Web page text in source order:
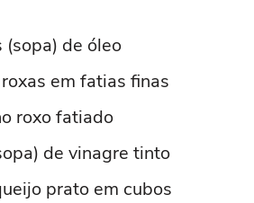
(sopa) de óleo
em fatias finas
roxo fatiado
de vinagre tinto
prato em cubos